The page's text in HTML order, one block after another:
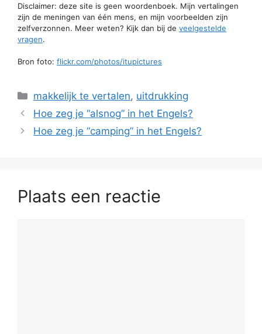
Disclaimer: deze site is geen woordenboek. Mijn vertalingen
zijn de meningen van één mens, en mijn voorbeelden zijn
zelfverzonnen. Meer weten? Kijk dan bij de veelgestelde
vragen.
Bron foto: flickr.com/photos/itupictures
Categorieën
makkelijk te vertalen, uitdrukking
Hoe zeg je “alsnog” in het Engels?
Hoe zeg je “camping” in het Engels?
Plaats een reactie